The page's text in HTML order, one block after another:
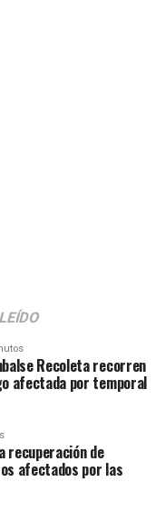
Recoleta recorren
afectada por temporal
recuperación de
afectados por las